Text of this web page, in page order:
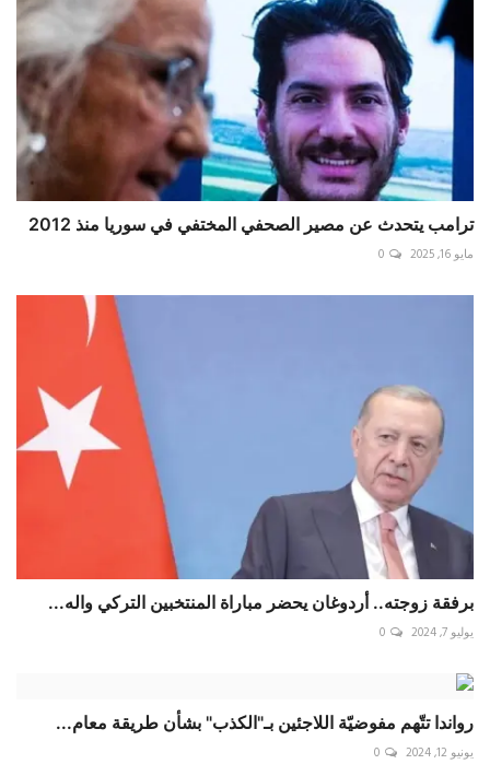
ترامب يتحدث عن مصير الصحفي المختفي في سوريا منذ 2012
مايو 16, 2025 0
برفقة زوجته.. أردوغان يحضر مباراة المنتخبين التركي واله...
يوليو 7, 2024 0
رواندا تتّهم مفوضيّة اللاجئين بـ"الكذب" بشأن طريقة معام...
يونيو 12, 2024 0